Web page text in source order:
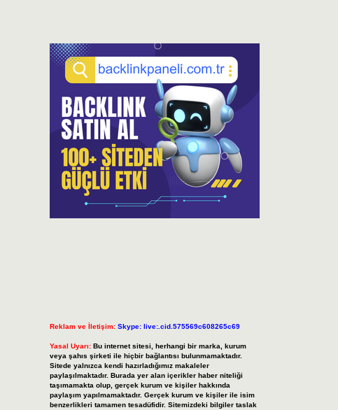
Reklam ve İletişim: Skype: live:.cid.575569c608265c69
Yasal Uyarı: Bu internet sitesi, herhangi bir marka, kurum
veya şahıs şirketi ile hiçbir bağlantısı bulunmamaktadır.
Sitede yalnızca kendi hazırladığımız makaleler
paylaşılmaktadır. Burada yer alan içerikler haber niteliği
taşımamakta olup, gerçek kurum ve kişiler hakkında
paylaşım yapılmamaktadır. Gerçek kurum ve kişiler ile isim
benzerlikleri tamamen tesadüfidir. Sitemizdeki bilgiler taslak